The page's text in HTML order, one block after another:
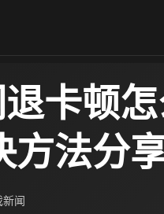
卡顿
方法分
闻